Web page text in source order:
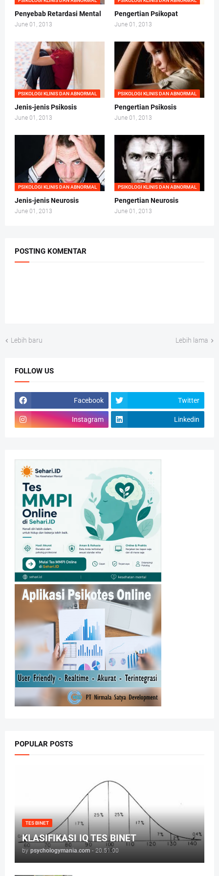
Penyebab Retardasi Mental
June 01, 2013
Pengertian Psikopat
June 01, 2013
PSIKOLOGI KLINIS DAN ABNORMAL
Jenis-jenis Psikosis
June 01, 2013
PSIKOLOGI KLINIS DAN ABNORMAL
Pengertian Psikosis
June 01, 2013
PSIKOLOGI KLINIS DAN ABNORMAL
Jenis-jenis Neurosis
June 01, 2013
PSIKOLOGI KLINIS DAN ABNORMAL
Pengertian Neurosis
June 01, 2013
POSTING KOMENTAR
Lebih baru Lebih lama
FOLLOW US
Facebook Twitter
Instagram Linkedin
POPULAR POSTS
TES BINET
KLASIFIKASI IQ TES BINET
by psychologymania.com - 20.51.00